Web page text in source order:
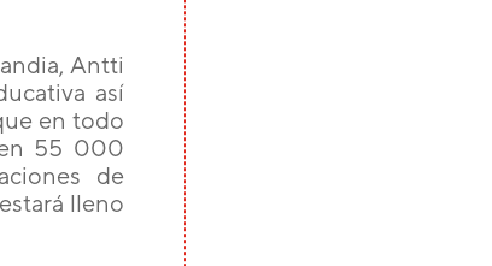
Antti
así
en todo
55 000
de
lleno